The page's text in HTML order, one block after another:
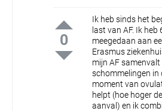
0
Ik heb sinds het
last van AF. Ik heb
meegedaan aan
Erasmus
mijn AF
schommelingen in
moment van
helpt (hoe hoger
aanval) en ik